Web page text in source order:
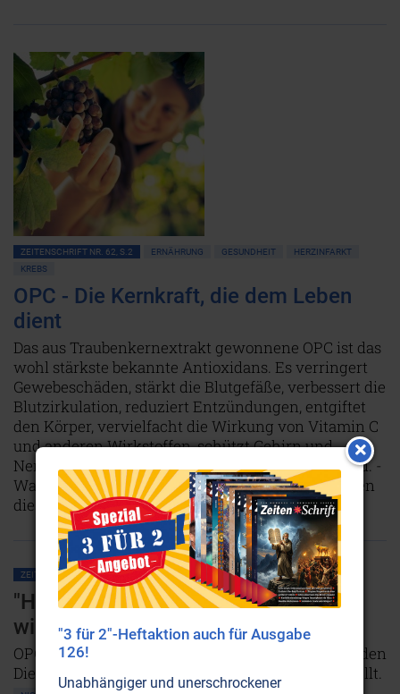
ZEITENSCHRIFT NR. 62, S.2 ERNÄHRUNG GESUNDHEIT
HERZINFARKT
KREBS
OPC - Die Kernkraft, die dem Leben
dient
Das aus Traubenkernextrakt gewonnene OPC ist das
wohl stärkste bekannte Antioxidans. Es verringert
Gewebeschäden, stärkt die Blutgefäße, verbessert die
Blutzirkulation, reduziert Entzündungen, entgiftet
den Körper, vervielfacht die Wirkung von Vitamin C
und anderen Wirkstoffen, schützt Gehirn und
Nerven und zwingt Krebszellen in den Selbstmord. -
Warum nur machen sich dann so wenig Menschen
diese geballte Naturkraft zunutze?Weiterlesen...
ZEITENSCHRIFT NR. 62, S.6 ERNÄHRUNG GESUNDHEIT
"Hilf den Menschen, die Gesundheit
wiederzufinden!"
OPC-Botschafter: Wie Robert Franz sein Leben in den
Dienst an der Gesundheit seiner Mitmenschen stellt.
"3 für 2"-Heftaktion auch für Ausgabe
126!
Unabhängiger und unerschrockener